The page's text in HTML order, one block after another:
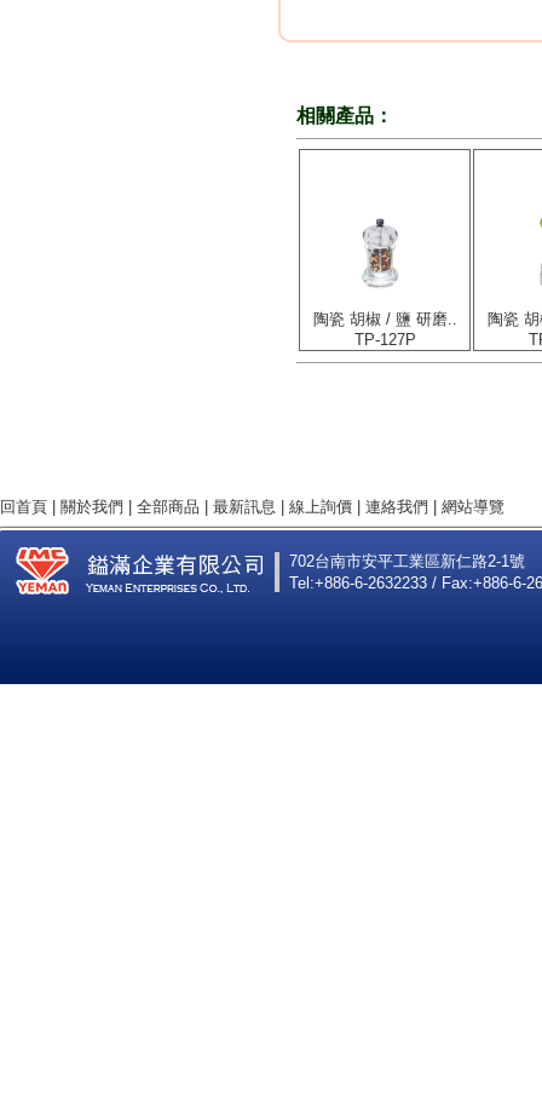
相關產品：
陶瓷 胡椒 / 鹽 研磨..
TP-127P
陶瓷
回首頁 | 關於我們 | 全部商品 | 最新訊息 | 線上詢價 | 連絡我們 | 網站導覽
702台南市安平工業區新仁路2-1號
Tel:+886-6-2632233 / Fax:+886-6-